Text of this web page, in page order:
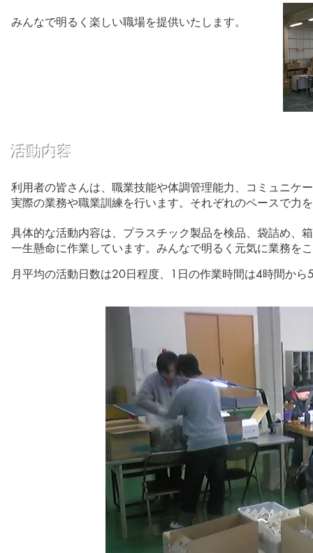
みんなで明るく楽しい職場を提供いたします。
活動内容
利用者の皆さんは、職業技能や体調管理能力、コミュニケ
実際の業務や職業訓練を行います。それぞれのペースで力
具体的な活動内容は、プラスチック製品を検品、袋詰め、
一生懸命に作業しています。​みんなで明るく元気に業務を
月平均の活動日数は20日程度、1日の作業時間は4時間から